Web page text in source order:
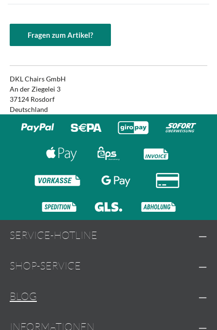
Fragen zum Artikel?
DKL Chairs GmbH
An der Ziegelei 3
37124 Rosdorf
Deutschland
SERVICE-HOTLINE
SHOP-SERVICE
BLOG
INFORMATIONEN